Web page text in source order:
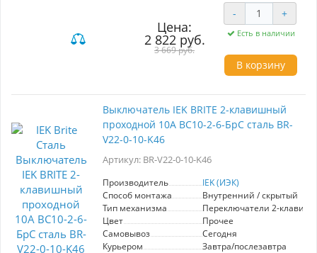
офисе. Она оснащена двумя стандартными
розетками с заземлением и шторками, что
предотвращает случайный доступ к контактам.
Максимальная нагрузка в 16А позволяет
подключать мощные устройства без риска
перегрева. Кроме того, встроенные порты USB
A+A с выходным током 3,1А позволяют
что исключает необходимость в
металлический корпус из стали не только
обеспечивает долговечность, но и гармонично
вписывается в любой интерьер. Простота
установки и надежность делают эту розетку
отличным выбором для современных
пользователей, ценящих комфорт и
безопасность.
Цена:
2 822 руб.
3 669 руб.
- +
Есть в наличии
В корзину
Выключатель IEK BRITE 2-клавишный
проходной 10А ВС10-2-6-БрС сталь BR-
V22-0-10-K46
Артикул: BR-V22-0-10-K46
Производитель
IEK (ИЭК)
Способ монтажа
Внутренний / скрытый
Тип механизма
Переключатели 2-
Цвет
Прочее
Самовывоз
Сегодня
Курьером
Завтра/послезавтра